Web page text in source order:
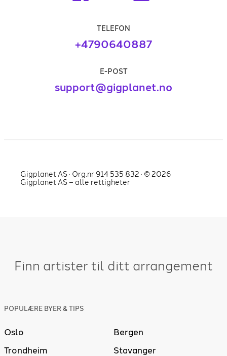
TELEFON
+4790640887
E-POST
support@gigplanet.no
Gigplanet AS · Org.nr 914 535 832 · © 2026
Gigplanet AS – alle rettigheter
Finn artister til ditt arrangement
POPULÆRE BYER & TIPS
Oslo
Bergen
Trondheim
Stavanger